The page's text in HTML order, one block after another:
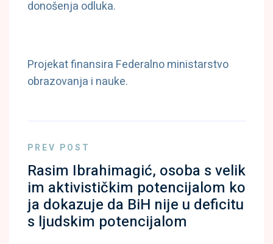
donošenja odluka.
Projekat finansira Federalno ministarstvo
obrazovanja i nauke.
PREV POST
Rasim Ibrahimagić, osoba s velik
im aktivističkim potencijalom ko
ja dokazuje da BiH nije u deficitu
s ljudskim potencijalom